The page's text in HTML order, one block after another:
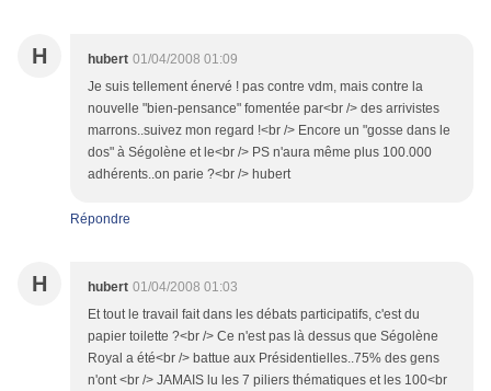
H hubert 01/04/2008 01:09
Je suis tellement énervé ! pas contre vdm, mais contre la
nouvelle "bien-pensance" fomentée par<br /> des arrivistes
marrons..suivez mon regard !<br /> Encore un "gosse dans le
dos" à Ségolène et le<br /> PS n'aura même plus 100.000
adhérents..on parie ?<br /> hubert
Répondre
H hubert 01/04/2008 01:03
Et tout le travail fait dans les débats participatifs, c'est du
papier toilette ?<br /> Ce n'est pas là dessus que Ségolène
Royal a été<br /> battue aux Présidentielles..75% des gens
n'ont <br /> JAMAIS lu les 7 piliers thématiques et les 100<br